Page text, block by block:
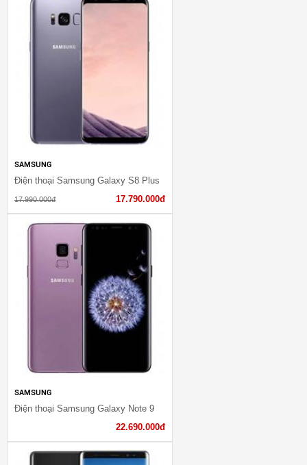
SAMSUNG
Điện thoại Samsung Galaxy S8 Plus
17.990.000đ 17.790.000đ
SAMSUNG
Điện thoại Samsung Galaxy Note 9
22.690.000đ